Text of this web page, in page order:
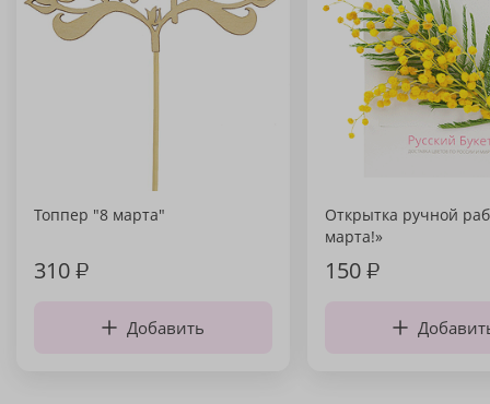
Топпер "8 марта"
310₽
Добавить
Открытка ручной
марта!»
150₽